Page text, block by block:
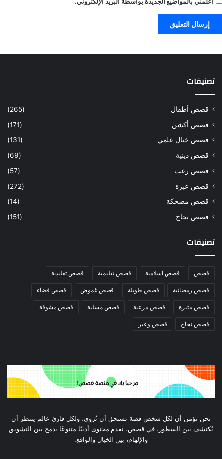
تصنيفات
قصص أطفال
(265)
قصص أكشن
(171)
قصص خيال علمي
(131)
قصص دينية
(69)
قصص رعب
(57)
قصص عبرة
(272)
قصص مضحكة
(14)
قصص نجاح
(151)
تصنيفات
قصص قصص اسلامية قصص تعليمية قصص تقليدية
قصص رمضانية قصص طويلة قصص غموض قصص فضاء
قصص مثيرة قصص مرعبة قصص مسلية قصص مشوقة
قصص نجاح قصص وعبر
نحن نؤمن أن لكل شخص قصة تستحق أن تُروى، ولكل قارئ عالم ينتظر أن
يُكتشف بين السطور. في قصص، نقدم محتوى أدبيًا متنوعًا يدمج بين التشويق
والإلهام، بين الخيال والواقع.